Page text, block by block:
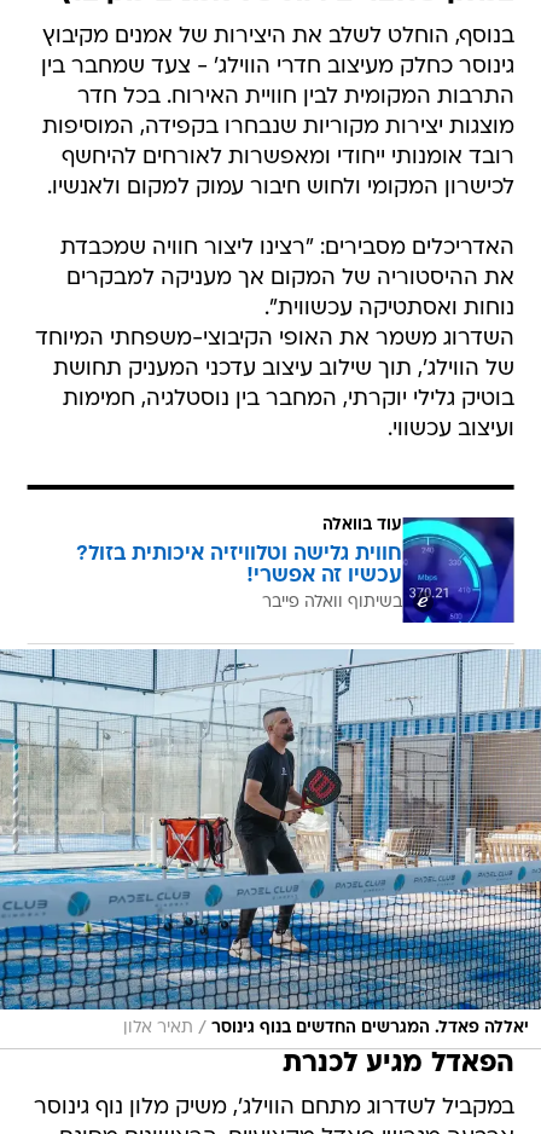
בנוסף, הוחלט לשלב את היצירות של אמנים מקיבוץ
גינוסר כחלק מעיצוב חדרי הווילג' - צעד שמחבר בין
התרבות המקומית לבין חוויית האירוח. בכל חדר
מוצגות יצירות מקוריות שנבחרו בקפידה, המוסיפות
רובד אומנותי ייחודי ומאפשרות לאורחים להיחשף
לכישרון המקומי ולחוש חיבור עמוק למקום ולאנשיו.
האדריכלים מסבירים: "רצינו ליצור חוויה שמכבדת
את ההיסטוריה של המקום אך מעניקה למבקרים
נוחות ואסתטיקה עכשווית".
השדרוג משמר את האופי הקיבוצי-משפחתי המיוחד
של הווילג', תוך שילוב עיצוב עדכני המעניק תחושת
בוטיק גלילי יוקרתי, המחבר בין נוסטלגיה, חמימות
ועיצוב עכשווי.
עוד בוואלה
חווית גלישה וטלוויזיה איכותית בזול?
עכשיו זה אפשרי!
בשיתוף וואלה פייבר
יאללה פאדל. המגרשים החדשים בנוף גינוסר / תאיר אלון
הפאדל מגיע לכנרת
במקביל לשדרוג מתחם הווילג', משיק מלון נוף גינוסר